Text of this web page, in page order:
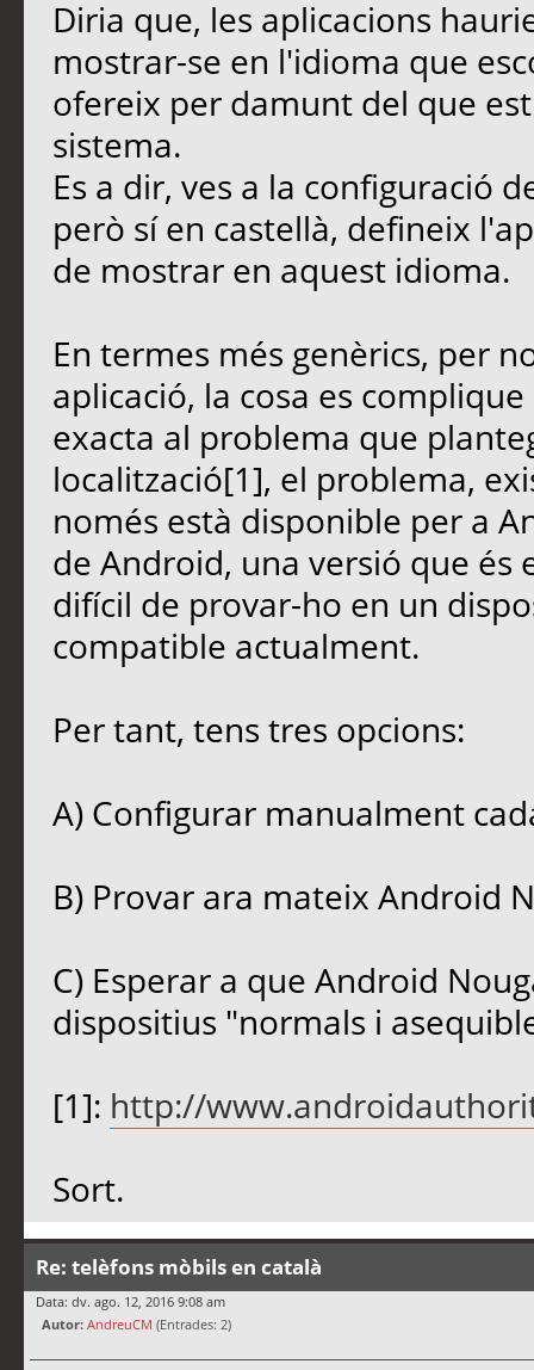
Diria que, les aplicacions
mostrar-se en l'idioma que
ofereix per damunt del que
sistema.
Es a dir, ves a la configuració
però sí en castellà, defineix
de mostrar en aquest idioma.
En termes més genèrics, per
aplicació, la cosa es
exacta al problema que
localització[1], el problema,
només està disponible per a
de Android, una versió que
difícil de provar-ho en un
compatible actualment.
Per tant, tens tres opcions:
A) Configurar manualment
B) Provar ara mateix Android
C) Esperar a que Android
dispositius "normals i
[1]: http://
Sort.
Re: telèfons mòbils en català
Data: dv. ago. 12, 2016 9:08 am
Autor: AndreuCM (Entrades: 2)